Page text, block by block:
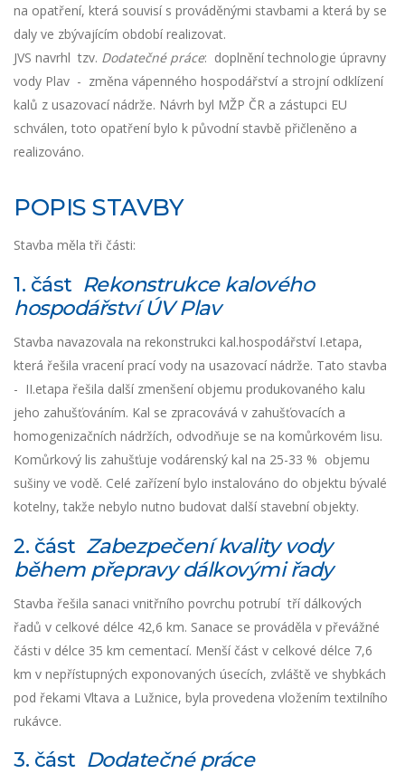
na opatření, která souvisí s prováděnými stavbami a která by se
daly ve zbývajícím období realizovat.
JVS navrhl tzv. Dodatečné práce: doplnění technologie úpravny
vody Plav - změna vápenného hospodářství a strojní odklízení
kalů z usazovací nádrže. Návrh byl MŽP ČR a zástupci EU
schválen, toto opatření bylo k původní stavbě přičleněno a
realizováno.
POPIS STAVBY
Stavba měla tři části:
1. část Rekonstrukce kalového
hospodářství ÚV Plav
Stavba navazovala na rekonstrukci kal.hospodářství I.etapa,
která řešila vracení prací vody na usazovací nádrže. Tato stavba
- II.etapa řešila další zmenšení objemu produkovaného kalu
jeho zahušťováním. Kal se zpracovává v zahušťovacích a
homogenizačních nádržích, odvodňuje se na komůrkovém lisu.
Komůrkový lis zahušťuje vodárenský kal na 25-33 % objemu
sušiny ve vodě. Celé zařízení bylo instalováno do objektu bývalé
kotelny, takže nebylo nutno budovat další stavební objekty.
2. část Zabezpečení kvality vody
během přepravy dálkovými řady
Stavba řešila sanaci vnitřního povrchu potrubí tří dálkových
řadů v celkové délce 42,6 km. Sanace se prováděla v převážné
části v délce 35 km cementací. Menší část v celkové délce 7,6
km v nepřístupných exponovaných úsecích, zvláště ve shybkách
pod řekami Vltava a Lužnice, byla provedena vložením textilního
rukávce.
3. část Dodatečné práce